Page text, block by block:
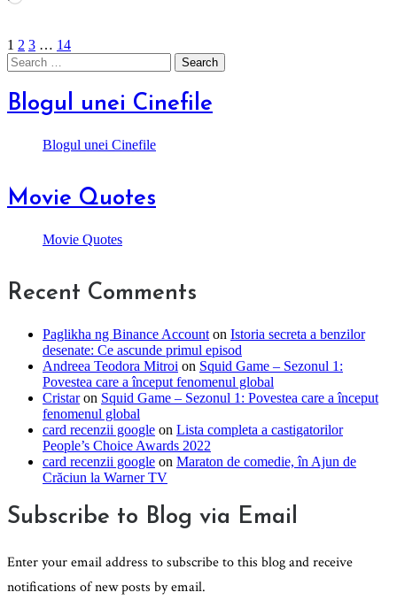
1 2 3 … 14
Search
for:
Blogul unei Cinefile
Blogul unei Cinefile
Movie Quotes
Movie Quotes
Recent Comments
Paglikha ng Binance Account on Istoria secreta a benzilor
desenate: Ce ascunde primul episod
Andreea Teodora Mitroi on Squid Game – Sezonul 1:
Povestea care a început fenomenul global
Cristaron Squid Game – Sezonul 1: Povestea care a început
fenomenul global
card recenzii google on Lista completa a castigatorilor
People’s Choice Awards 2022
card recenzii google on Maraton de comedie, în Ajun de
Crăciun la Warner TV
Subscribe to Blog via Email
Enter your email address to subscribe to this blog and receive
notifications of new posts by email.